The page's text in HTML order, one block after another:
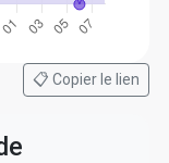
📋 Copier le lien